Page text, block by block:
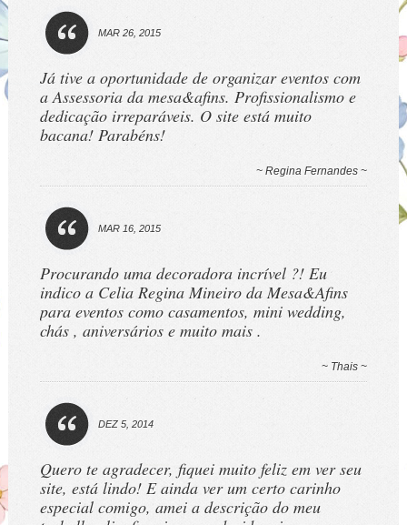
MAR 26, 2015
Já tive a oportunidade de organizar eventos com
a Assessoria da mesa&afins. Profissionalismo e
dedicação irreparáveis. O site está muito
bacana! Parabéns!
~ Regina Fernandes ~
MAR 16, 2015
Procurando uma decoradora incrível ?! Eu
indico a Celia Regina Mineiro da Mesa&Afins
para eventos como casamentos, mini wedding,
chás , aniversários e muito mais .
~ Thais ~
DEZ 5, 2014
Quero te agradecer, fiquei muito feliz em ver seu
site, está lindo! E ainda ver um certo carinho
especial comigo, amei a descrição do meu